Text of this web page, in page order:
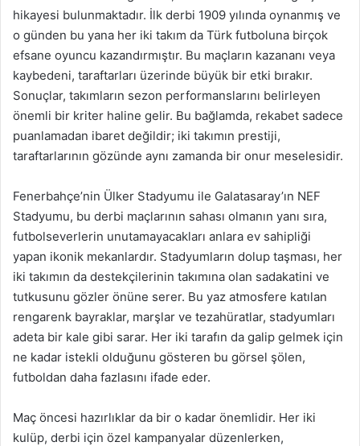
hikayesi bulunmaktadır. İlk derbi 1909 yılında oynanmış ve
o günden bu yana her iki takım da Türk futboluna birçok
efsane oyuncu kazandırmıştır. Bu maçların kazananı veya
kaybedeni, taraftarları üzerinde büyük bir etki bırakır.
Sonuçlar, takımların sezon performanslarını belirleyen
önemli bir kriter haline gelir. Bu bağlamda, rekabet sadece
puanlamadan ibaret değildir; iki takımın prestiji,
taraftarlarının gözünde aynı zamanda bir onur meselesidir.
Fenerbahçe’nin Ülker Stadyumu ile Galatasaray’ın NEF
Stadyumu, bu derbi maçlarının sahası olmanın yanı sıra,
futbolseverlerin unutamayacakları anlara ev sahipliği
yapan ikonik mekanlardır. Stadyumların dolup taşması, her
iki takımın da destekçilerinin takımına olan sadakatini ve
tutkusunu gözler önüne serer. Bu yaz atmosfere katılan
rengarenk bayraklar, marşlar ve tezahüratlar, stadyumları
adeta bir kale gibi sarar. Her iki tarafın da galip gelmek için
ne kadar istekli olduğunu gösteren bu görsel şölen,
futboldan daha fazlasını ifade eder.
Maç öncesi hazırlıklar da bir o kadar önemlidir. Her iki
kulüp, derbi için özel kampanyalar düzenlerken,